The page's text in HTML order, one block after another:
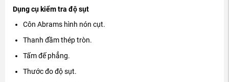
Dụng cụ kiểm tra độ sụt
Côn Abrams hình nón cụt.
Thanh đầm thép tròn.
Tấm đế phẳng.
Thước đo độ sụt.